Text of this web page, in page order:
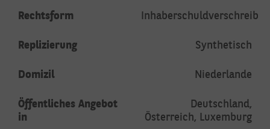
Rechtsform
Replizierung Synthetisch
Domizil Niederlande
Öffentliches Angebot
in
Deutschland,
Österreich, Luxemburg